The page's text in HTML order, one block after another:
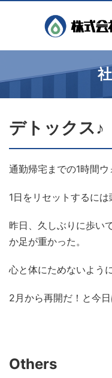
デトックス♪
通勤帰宅までの1時間ウ
1日をリセットするには
昨日、久しぶりに歩い
か足が重かった。
心と体にためないよう
2月から再開だ！と今
Others